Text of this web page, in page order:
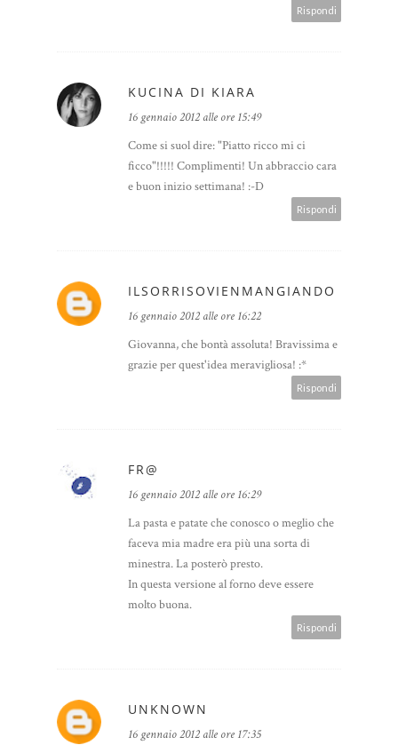
Rispondi
KUCINA DI KIARA
16 gennaio 2012 alle ore 15:49
Come si suol dire: "Piatto ricco mi ci
ficco"!!!!! Complimenti! Un abbraccio cara
e buon inizio settimana! :-D
Rispondi
ILSORRISOVIENMANGIANDO
16 gennaio 2012 alle ore 16:22
Giovanna, che bontà assoluta! Bravissima e
grazie per quest'idea meravigliosa! :*
Rispondi
FR@
16 gennaio 2012 alle ore 16:29
La pasta e patate che conosco o meglio che
faceva mia madre era più una sorta di
minestra. La posterò presto.
In questa versione al forno deve essere
molto buona.
Rispondi
UNKNOWN
16 gennaio 2012 alle ore 17:35